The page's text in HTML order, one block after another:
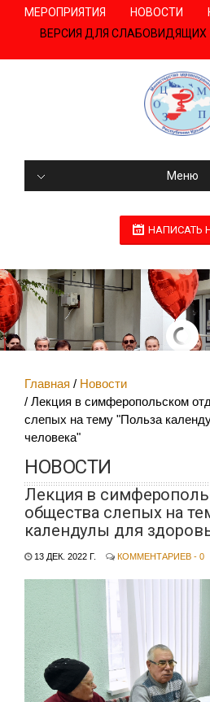
МЕРОПРИЯТИЯ НОВОСТИ
ВЕРСИЯ ДЛЯ СЛАБОВИДЯЩИХ
Меню
НАПИСАТЬ
Главная
Новости
Лекция в симферопольском
слепых на тему "Польза
человека"
НОВОСТИ
Лекция в
общества слепых на
календулы для
13 ДЕК. 2022 Г. КОММЕНТАРИЕВ - 0